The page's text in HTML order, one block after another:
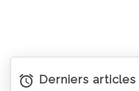
Derniers articles